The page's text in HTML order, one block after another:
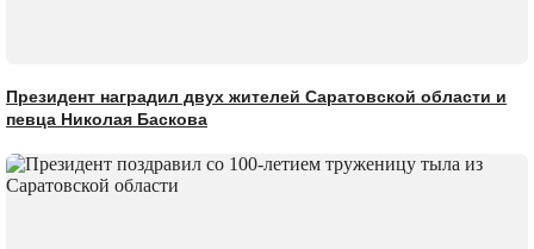
Президент наградил двух жителей Саратовской области и
певца Николая Баскова